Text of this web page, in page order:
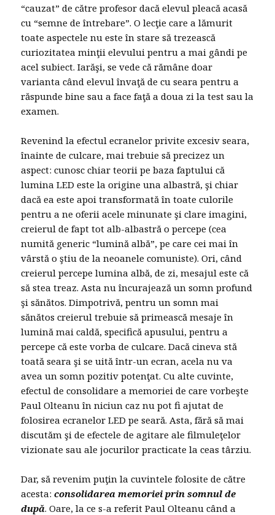
“cauzat” de către profesor dacă elevul pleacă acasă
cu “semne de întrebare”. O lecţie care a lămurit
toate aspectele nu este în stare să trezească
curiozitatea minţii elevului pentru a mai gândi pe
acel subiect. Iarăşi, se vede că rămâne doar
varianta când elevul învaţă de cu seara pentru a
răspunde bine sau a face faţă a doua zi la test sau la
examen.
Revenind la efectul ecranelor privite excesiv seara,
înainte de culcare, mai trebuie să precizez un
aspect: cunosc chiar teorii pe baza faptului că
lumina LED este la origine una albastră, şi chiar
dacă ea este apoi transformată în toate culorile
pentru a ne oferii acele minunate şi clare imagini,
creierul de fapt tot alb-albastră o percepe (cea
numită generic “lumină albă”, pe care cei mai în
vârstă o ştiu de la neoanele comuniste). Ori, când
creierul percepe lumina albă, de zi, mesajul este că
să stea treaz. Asta nu încurajează un somn profund
şi sănătos. Dimpotrivă, pentru un somn mai
sănătos creierul trebuie să primească mesaje în
lumină mai caldă, specifică apusului, pentru a
percepe că este vorba de culcare. Dacă cineva stă
toată seara şi se uită într-un ecran, acela nu va
avea un somn pozitiv potenţat. Cu alte cuvinte,
efectul de consolidare a memoriei de care vorbeşte
Paul Olteanu în niciun caz nu pot fi ajutat de
folosirea ecranelor LED pe seară. Asta, fără să mai
discutăm şi de efectele de agitare ale filmuleţelor
vizionate sau ale jocurilor practicate la ceas târziu.
Dar, să revenim puţin la cuvintele folosite de către
acesta:consolidarea memoriei prin somnul de
după. Oare, la ce s-a referit Paul Olteanu când a